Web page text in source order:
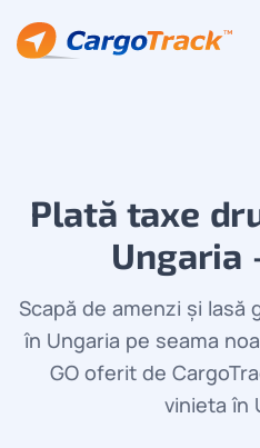
Plată taxe
Ungaria
Scapă de amenzi și lasă
în Ungaria pe seama
GO oferit de
vinieta în